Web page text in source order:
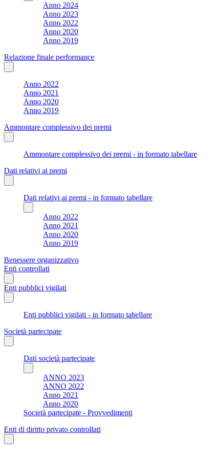
Anno 2024
Anno 2023
Anno 2022
Anno 2020
Anno 2019
Relazione finale performance
Anno 2022
Anno 2021
Anno 2020
Anno 2019
Ammontare complessivo dei premi
Ammontare complessivo dei premi - in formato tabellare
Dati relativi ai premi
Dati relativi ai premi - in formato tabellare
Anno 2022
Anno 2021
Anno 2020
Anno 2019
Benessere organizzativo
Enti controllati
Enti pubblici vigilati
Enti pubblici vigilati - in formato tabellare
Società partecipate
Dati società partecipate
ANNO 2023
ANNO 2022
Anno 2021
Anno 2020
Società partecipate - Provvedimenti
Enti di diritto privato controllati